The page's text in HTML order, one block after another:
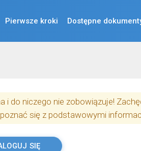
Pierwsze kroki Dostępne
do niczego nie zobowiązuje!
się z podstawowymi
SIĘ